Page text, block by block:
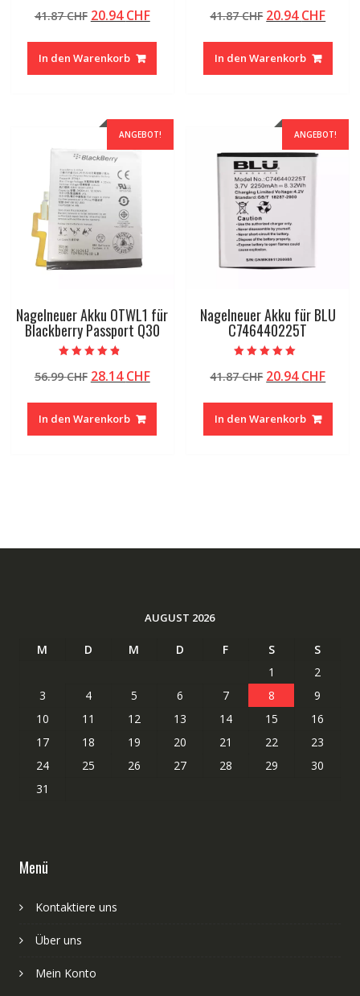
4.50
von 5
41.87CHF Ursprünglicher
war:
41.87 CHF
20.94CHFAktueller
In den Warenkorb
5.00
von 5
41.87CHF Ursprünglicher
war:
41.87 CHF
20.94CHF
In den Warenkorb
ANGEBOT!
Nagelneuer Akku OTWL1 für
Blackberry Passport Q30
4.50
von 5
56.99CHF Ursprünglicher
war:
56.99 CHF
28.14CHFAktueller
In den Warenkorb
ANGEBOT!
Nagelneuer Akku für BLU
C746440225T
5.00
von 5
41.87CHF Ursprünglicher
war:
41.87 CHF
20.94CHF
In den Warenkorb
AUGUST 2026
M D M D F S
S
1
2
3
4 5 6 7 8
9
10
11 12 13 14 15
16
17
18 19 20 21 22
23
24
25 26 27 28 29
30
31
Menü
Kontaktiere uns
Über uns
Mein Konto